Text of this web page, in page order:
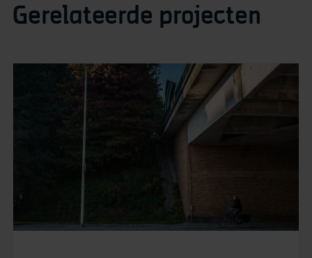
Gerelateerde projecten